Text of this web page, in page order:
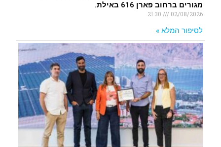
מגורים ברחוב פארן 616 באילת.
02/08/2026
לסיפור המלא »